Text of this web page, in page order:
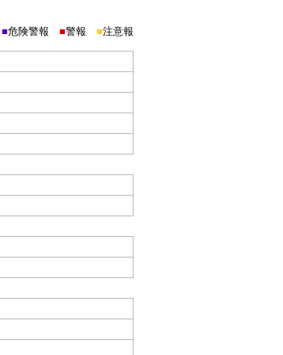
■危険警報 ■警報 ■注意報